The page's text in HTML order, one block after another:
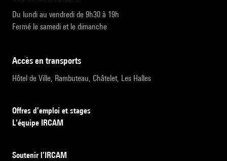
Du lundi au vendredi de 9h30 à 19h
Fermé le samedi et le dimanche
accès en transports
Hôtel de Ville, Rambuteau, Châtelet, Les Halles
Offres d’emploi et stages
L’équipe IRCAM
Soutenir l’IRCAM